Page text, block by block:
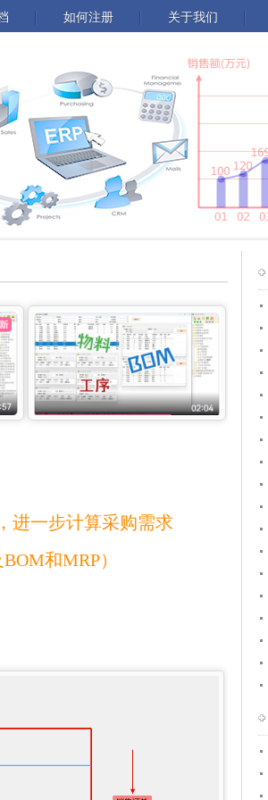
如何注册 关于我们
进一步计算采购需求
和MRP）